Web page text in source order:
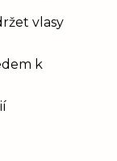
vlasy
k